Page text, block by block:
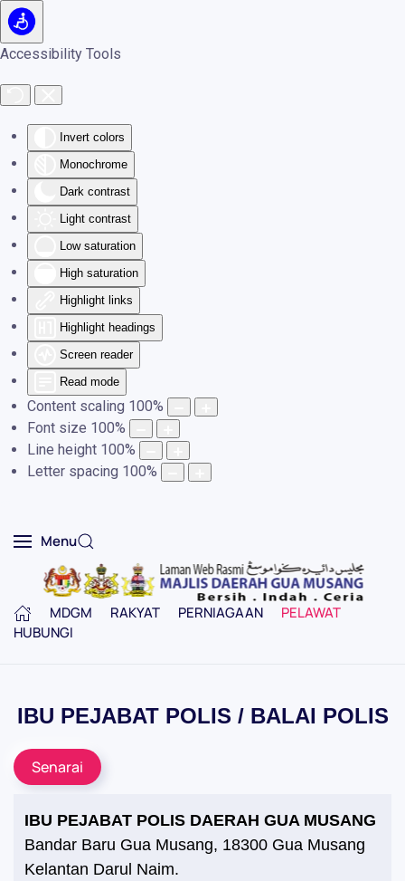
Accessibility Tools
Invert colors
Monochrome
Dark contrast
Light contrast
Low saturation
High saturation
Highlight links
Highlight headings
Screen reader
Read mode
Content scaling 100%
Font size 100%
Line height 100%
Letter spacing 100%
Skip to main content
Menu
MDGM RAKYAT PERNIAGAAN
PELAWAT
HUBUNGI
IBU PEJABAT POLIS / BALAI POLIS
Senarai
IBU PEJABAT POLIS DAERAH GUA MUSANG
Bandar Baru Gua Musang, 18300 Gua Musang
Kelantan Darul Naim.